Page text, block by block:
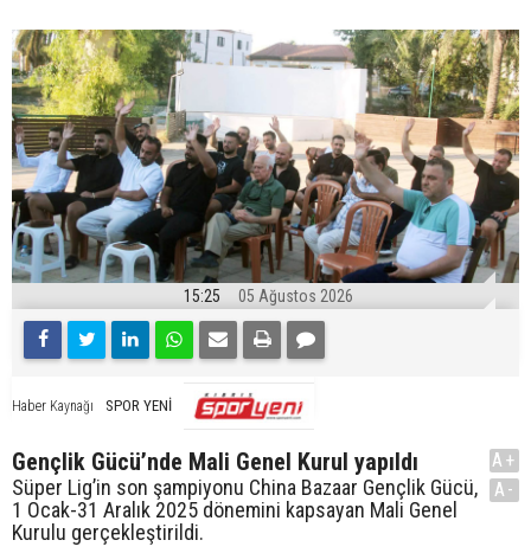
15:25 05 Ağustos 2026
Haber Kaynağı SPOR YENİ
Gençlik Gücü’nde Mali Genel Kurul yapıldı
Süper Lig’in son şampiyonu China Bazaar Gençlik Gücü,
1 Ocak-31 Aralık 2025 dönemini kapsayan Mali Genel
Kurulu gerçekleştirildi.
A+
A-